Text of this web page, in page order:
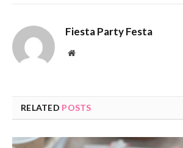
Fiesta Party Festa
Website
RELATED POSTS